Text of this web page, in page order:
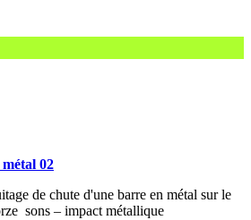
02
de chute d'une barre en métal sur le
sons – impact métallique